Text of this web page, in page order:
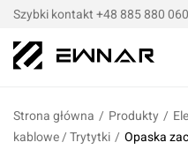
Szybki kontakt +48 885 880 060
Strona główna / Produkty /
kablowe / Trytytki / Opaska